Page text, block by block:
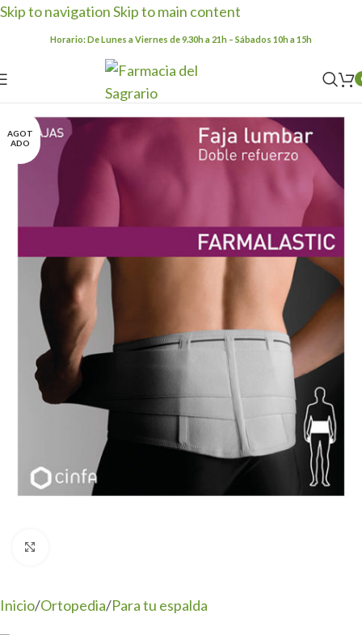
Skip to navigationSkip to main content
Horario: De Lunes a Viernes de 9.30h a 21h – Sábados 10h a 15h
AGOT
ADO
Inicio/Ortopedia/Para tu espalda